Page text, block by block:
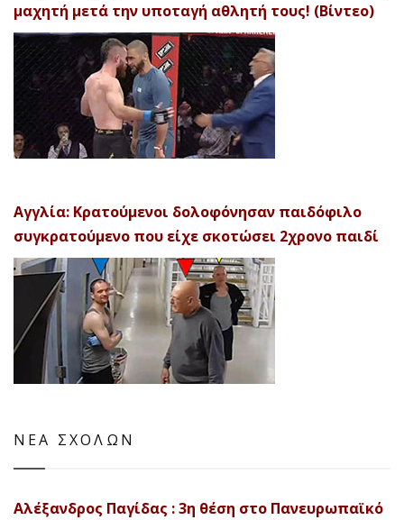
μαχητή μετά την υποταγή αθλητή τους! (Βίντεο)
Αγγλία: Κρατούμενοι δολοφόνησαν παιδόφιλο
συγκρατούμενο που είχε σκοτώσει 2χρονο παιδί
ΝΕΑ ΣΧΟΛΩΝ
Αλέξανδρος Παγίδας : 3η θέση στο Πανευρωπαϊκό